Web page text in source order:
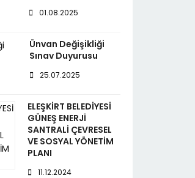
01.08.2025
Ünvan Değişikliği
Sınav Duyurusu
25.07.2025
ELEŞKİRT BELEDİYESİ
GÜNEŞ ENERJİ
SANTRALİ ÇEVRESEL
VE SOSYAL YÖNETİM
PLANI
11.12.2024